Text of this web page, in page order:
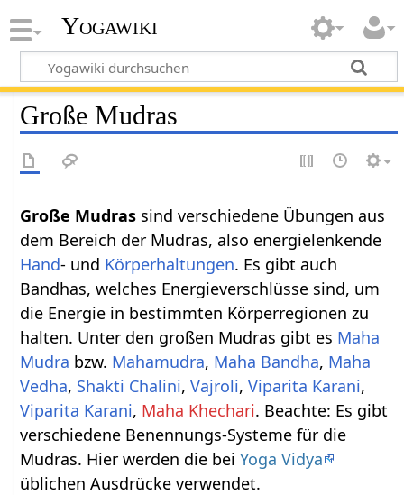
Yogawiki
Große Mudras
Große Mudras sind verschiedene Übungen aus
dem Bereich der Mudras, also energielenkende
Hand- und Körperhaltungen. Es gibt auch
Bandhas, welches Energieverschlüsse sind, um
die Energie in bestimmten Körperregionen zu
halten. Unter den großen Mudras gibt es Maha
Mudra bzw. Mahamudra, Maha Bandha, Maha
Vedha, Shakti Chalini,Vajroli,Viparita Karani,
Viparita Karani, Maha Khechari. Beachte: Es gibt
verschiedene Benennungs-Systeme für die
Mudras. Hier werden die beiYoga Vidya
üblichen Ausdrücke verwendet.